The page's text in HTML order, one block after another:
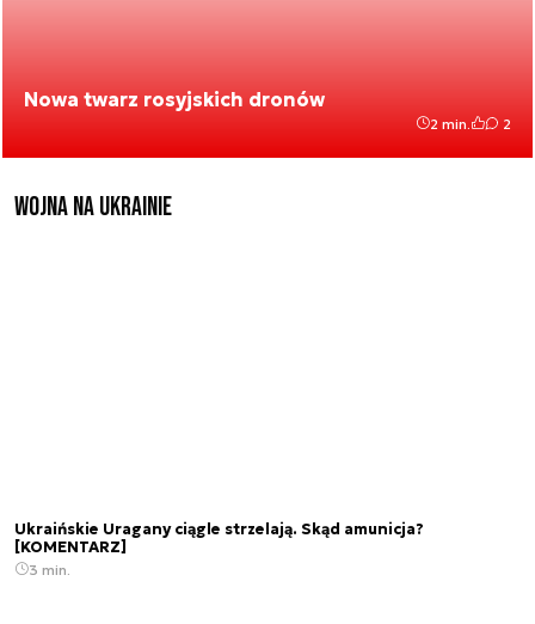
Nowa twarz rosyjskich dronów
2 min. 2
Wojna na Ukrainie
Ukraińskie Uragany ciągle strzelają. Skąd amunicja?
[KOMENTARZ]
3 min.